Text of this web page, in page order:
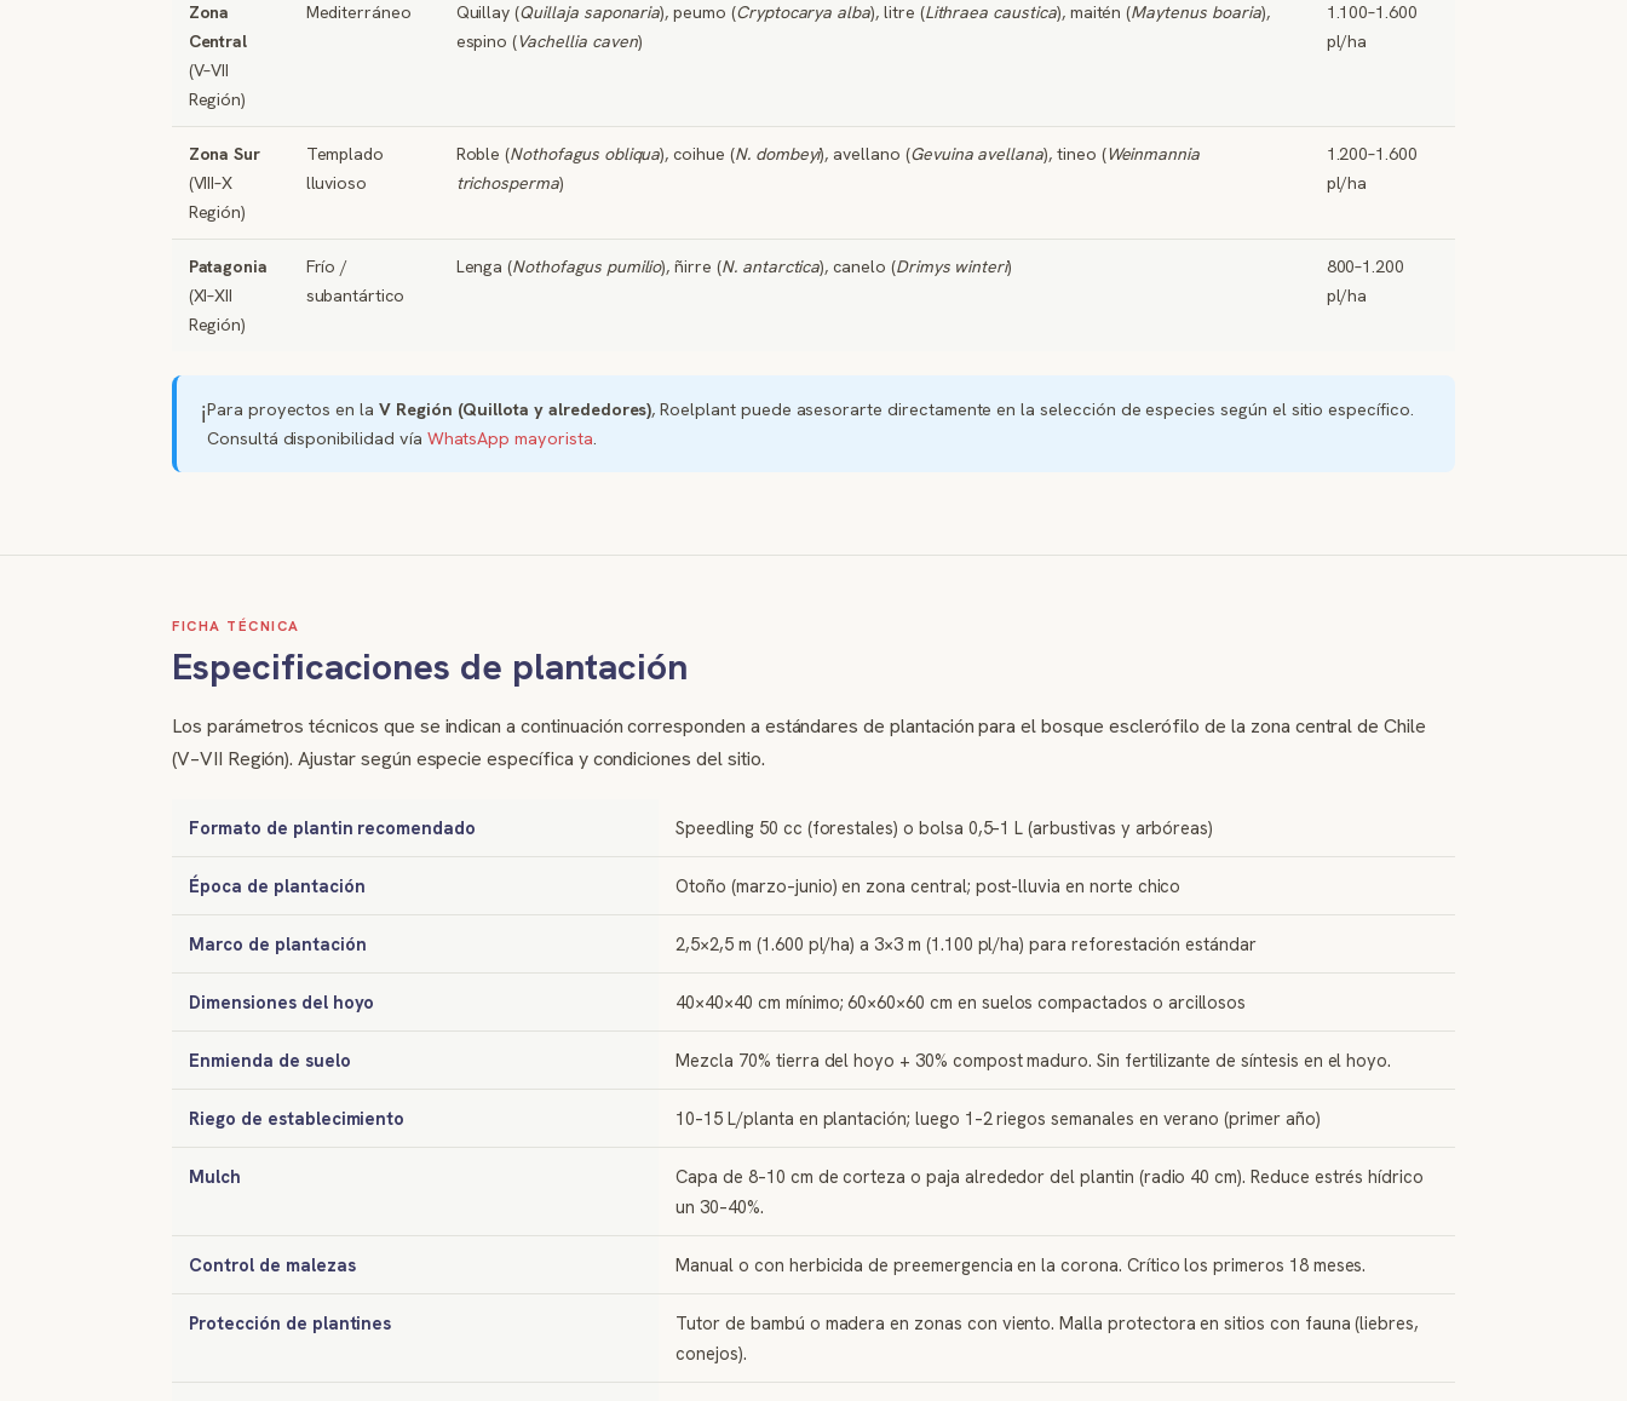
Zona
Central
(V–VII
Región)
Mediterráneo Quillay (Quillaja saponaria), peumo (Cryptocarya alba), litre (Lithraea caustica), maitén (Maytenus boaria),
espino (Vachellia caven)
1.100–1.600
pl/ha
Zona Sur
(VIII–X
Región)
Templado
lluvioso
Roble (Nothofagus obliqua), coihue (N. dombeyi), avellano (Gevuina avellana), tineo (Weinmannia
trichosperma)
1.200–1.600
pl/ha
Patagonia
(XI–XII
Región)
Frío /
subantártico
Lenga (Nothofagus pumilio), ñirre (N. antarctica), canelo (Drimys winteri)
800–1.200
pl/ha
ℹ️Para proyectos en la V Región (Quillota y alrededores), Roelplant puede asesorarte directamente en la selección de especies según el sitio específico.
Consultá disponibilidad vía WhatsApp mayorista.
FICHA TÉCNICA
Especificaciones de plantación
Los parámetros técnicos que se indican a continuación corresponden a estándares de plantación para el bosque esclerófilo de la zona central de Chile
(V–VII Región). Ajustar según especie específica y condiciones del sitio.
Formato de plantin recomendado Speedling 50 cc (forestales) o bolsa 0,5–1 L (arbustivas y arbóreas)
Época de plantación Otoño (marzo–junio) en zona central; post-lluvia en norte chico
Marco de plantación 2,5×2,5 m (1.600 pl/ha) a 3×3 m (1.100 pl/ha) para reforestación estándar
Dimensiones del hoyo 40×40×40 cm mínimo; 60×60×60 cm en suelos compactados o arcillosos
Enmienda de suelo Mezcla 70% tierra del hoyo + 30% compost maduro. Sin fertilizante de síntesis en el hoyo.
Riego de establecimiento 10–15 L/planta en plantación; luego 1–2 riegos semanales en verano (primer año)
Mulch
Capa de 8–10 cm de corteza o paja alrededor del plantin (radio 40 cm). Reduce estrés hídrico
un 30–40%.
Control de malezas Manual o con herbicida de preemergencia en la corona. Crítico los primeros 18 meses.
Protección de plantines
Tutor de bambú o madera en zonas con viento. Malla protectora en sitios con fauna (liebres,
conejos).